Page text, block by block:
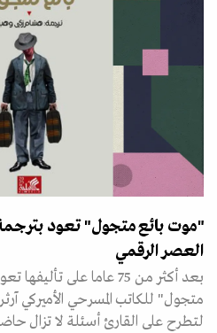
"موت بائع متجول" تعود
العصر الرقمي
بعد أكثر من 75 عاما على
متجول" للكاتب المسرحي الأميركي
لتطرح على القارئ أسئلة لا تزال